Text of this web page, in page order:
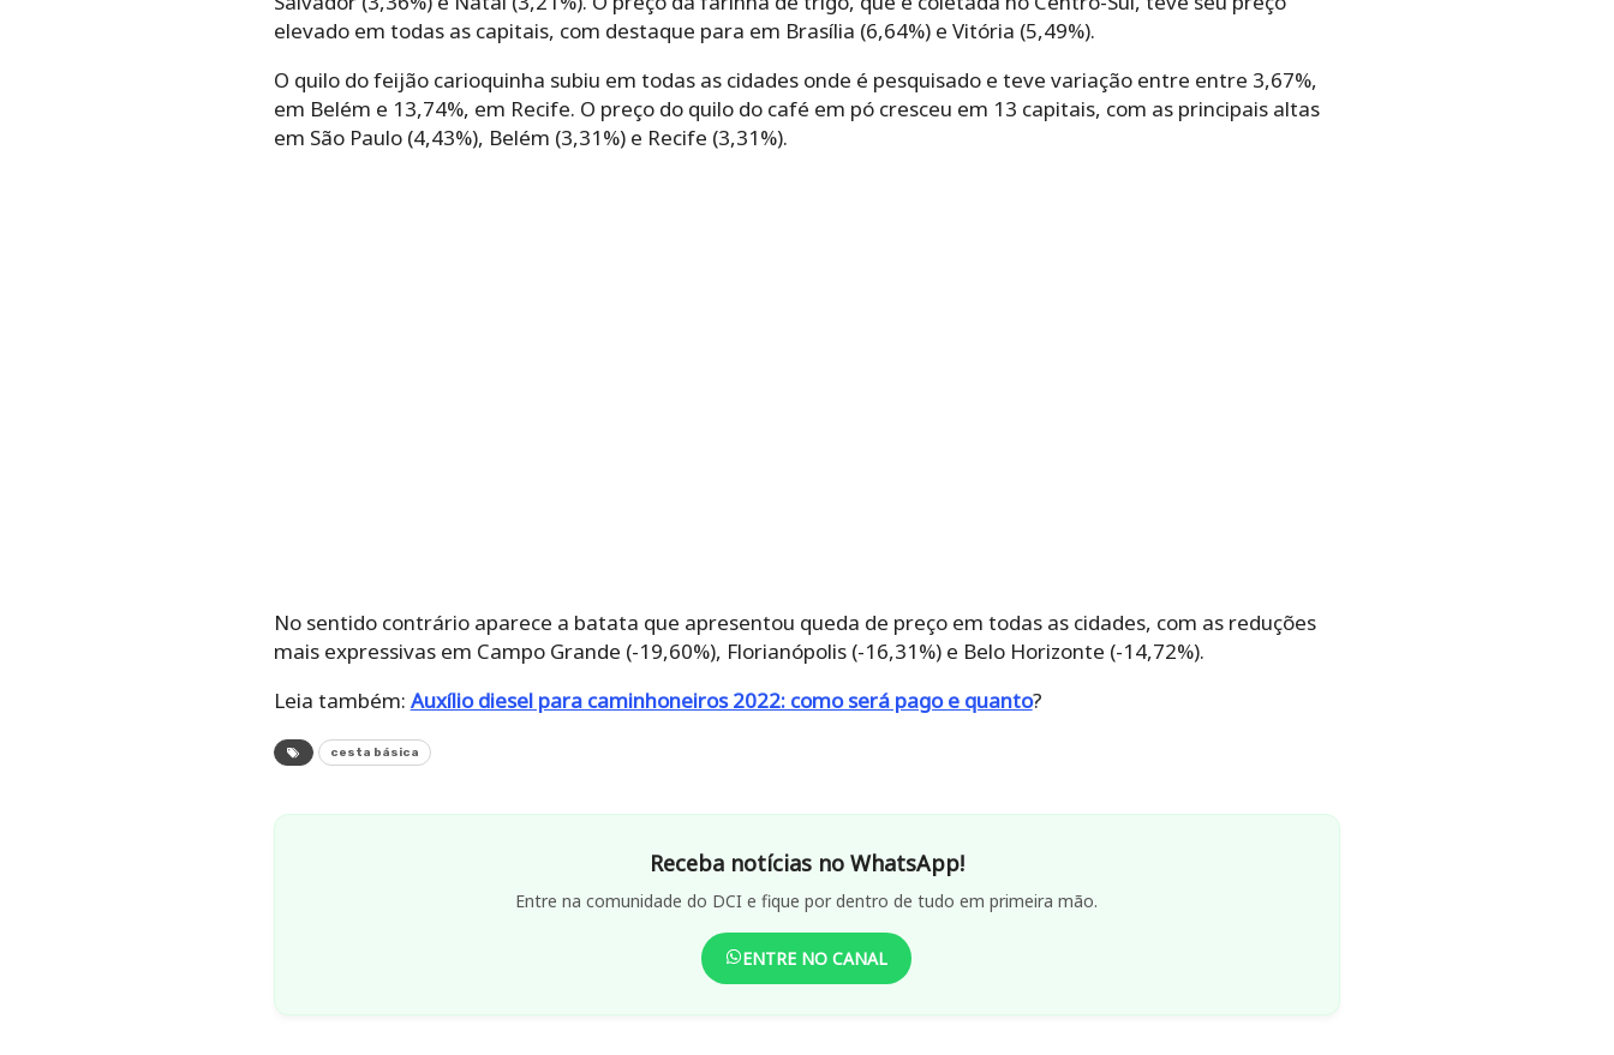
elevado em todas as capitais, com destaque para em Brasília (6,64%) e Vitória (5,49%).
O quilo do feijão carioquinha subiu em todas as cidades onde é pesquisado e teve variação entre entre 3,67%,
em Belém e 13,74%, em Recife. O preço do quilo do café em pó cresceu em 13 capitais, com as principais altas
em São Paulo (4,43%), Belém (3,31%) e Recife (3,31%).
No sentido contrário aparece a batata que apresentou queda de preço em todas as cidades, com as reduções
mais expressivas em Campo Grande (-19,60%), Florianópolis (-16,31%) e Belo Horizonte (-14,72%).
Leia também: Auxílio diesel para caminhoneiros 2022: como será pago e quanto?
cesta básica
Receba notícias no WhatsApp!
Entre na comunidade do DCI e fique por dentro de tudo em primeira mão.
ENTRE NO CANAL